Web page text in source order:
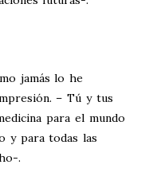
jamás lo he
– Tú y tus
para el mundo
y para todas las
.